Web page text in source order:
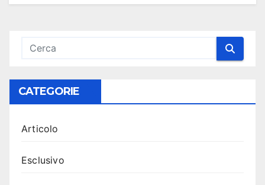
CATEGORIE
Articolo
Esclusivo